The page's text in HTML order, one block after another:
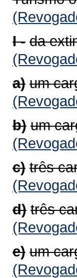
I - da
a) um
b) um
c) três
d) três
e) um